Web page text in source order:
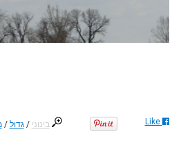
בינוני /גדול / Like